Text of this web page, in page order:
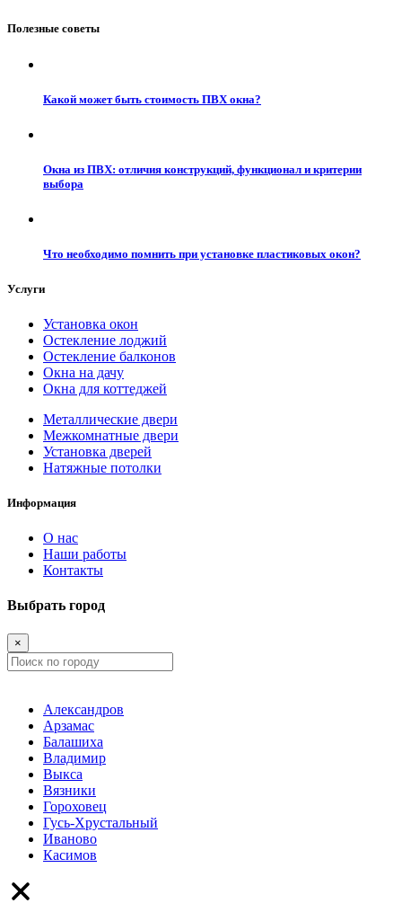
Полезные советы
Какой может быть стоимость ПВХ окна?
Окна из ПВХ: отличия конструкций, функционал и критерии
выбора
Что необходимо помнить при установке пластиковых окон?
Услуги
Установка окон
Остекление лоджий
Остекление балконов
Окна на дачу
Окна для коттеджей
Металлические двери
Межкомнатные двери
Установка дверей
Натяжные потолки
Информация
О нас
Наши работы
Контакты
Выбрать город
×
Александров
Арзамас
Балашиха
Владимир
Выкса
Вязники
Гороховец
Гусь-Хрустальный
Иваново
Касимов